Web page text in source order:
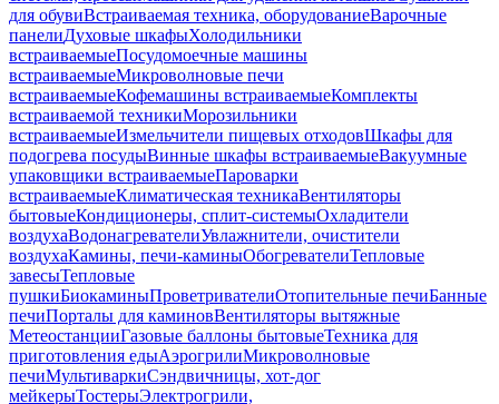
для обувиВстраиваемая техника, оборудованиеВарочные
панелиДуховые шкафыХолодильники
встраиваемыеПосудомоечные машины
встраиваемыеМикроволновые печи
встраиваемыеКофемашины встраиваемыеКомплекты
встраиваемой техникиМорозильники
встраиваемыеИзмельчители пищевых отходовШкафы для
подогрева посудыВинные шкафы встраиваемыеВакуумные
упаковщики встраиваемыеПароварки
встраиваемыеКлиматическая техникаВентиляторы
бытовыеКондиционеры, сплит-системыОхладители
воздухаВодонагревателиУвлажнители, очистители
воздухаКамины, печи-каминыОбогревателиТепловые
завесыТепловые
пушкиБиокаминыПроветривателиОтопительные печиБанные
печиПорталы для каминовВентиляторы вытяжные
МетеостанцииГазовые баллоны бытовыеТехника для
приготовления едыАэрогрилиМикроволновые
печиМультиваркиСэндвичницы, хот-дог
мейкерыТостерыЭлектрогрили,